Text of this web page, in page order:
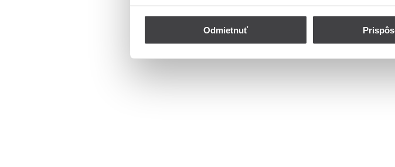
Odmietnuť